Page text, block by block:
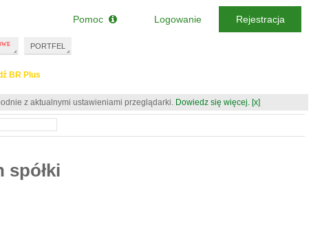
BR Plus
z aktualnymi ustawieniami przeglądarki. Dowiedz się więcej. [x]
spółki
PORTFEL
Pomoc Logowanie Rejestracja